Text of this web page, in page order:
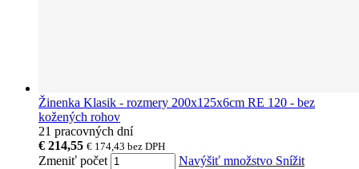
Žinenka Klasik - rozmery 200x125x6cm RE 120 - bez
kožených rohov
21 pracovných dní
€ 214,55 € 174,43 bez DPH
Zmeniť počet Navýšiť množstvo Snížit